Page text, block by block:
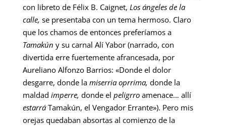
con libreto de Félix B. Caignet, Los ángeles de la
calle, se presentaba con un tema hermoso. Claro
que los chamos de entonces preferíamos a
Tamakún y su carnal Alí Yabor (narrado, con
divertida erre fuertemente afrancesada, por
Aureliano Alfonzo Barrios: «Donde el dolor
desgarre, donde la miserria oprrima, donde la
maldad imperre, donde el peligrroamenace… allí
estarráTamakún, el Vengador Errante»). Pero mis
orejas quedaban absortas al comienzo de la